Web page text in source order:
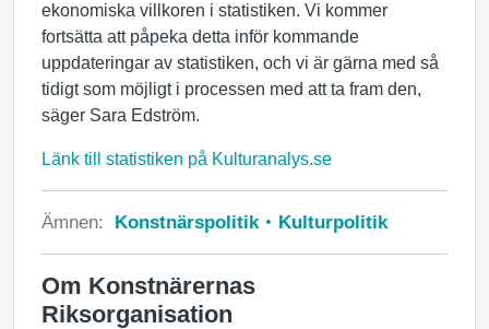
ekonomiska villkoren i statistiken. Vi kommer
fortsätta att påpeka detta inför kommande
uppdateringar av statistiken, och vi är gärna med så
tidigt som möjligt i processen med att ta fram den,
säger Sara Edström.
Länk till statistiken på Kulturanalys.se
Ämnen: Konstnärspolitik Kulturpolitik
Om Konstnärernas
Riksorganisation